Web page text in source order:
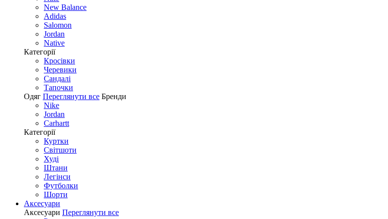
New Balance
Adidas
Salomon
Jordan
Native
Категорії
Кросівки
Черевики
Сандалі
Tапочки
Одяг Переглянути все Бренди
Nike
Jordan
Carhartt
Категорії
Куртки
Світшоти
Худі
Штани
Легінси
Футболки
Шорти
Аксесуари
Аксесуари Переглянути все